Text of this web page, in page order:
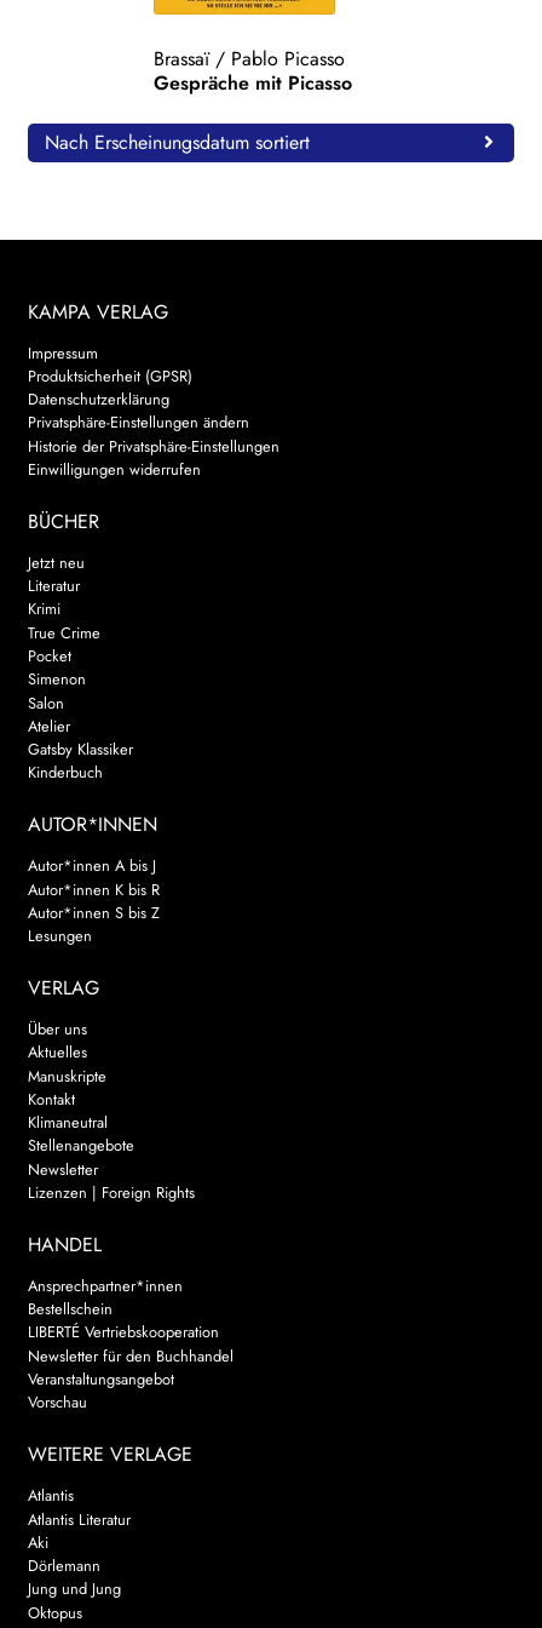
Search:
Brassaï/ Pablo Picasso
Gespräche mit Picasso
Nach Erscheinungsdatum sortiert
KAMPA VERLAG
Impressum
Produktsicherheit (GPSR)
Datenschutzerklärung
Privatsphäre-Einstellungen ändern
Historie der Privatsphäre-Einstellungen
Einwilligungen widerrufen
BÜCHER
Jetzt neu
Literatur
Krimi
True Crime
Pocket
Simenon
Salon
Atelier
Gatsby Klassiker
Kinderbuch
AUTOR*INNEN
Autor*innen A bis J
Autor*innen K bis R
Autor*innen S bis Z
Lesungen
VERLAG
Über uns
Aktuelles
Manuskripte
Kontakt
Klimaneutral
Stellenangebote
Newsletter
Lizenzen | Foreign Rights
HANDEL
Ansprechpartner*innen
Bestellschein
LIBERTÉ Vertriebskooperation
Newsletter für den Buchhandel
Veranstaltungsangebot
Vorschau
WEITERE VERLAGE
Atlantis
Atlantis Literatur
Aki
Dörlemann
Jung und Jung
Oktopus